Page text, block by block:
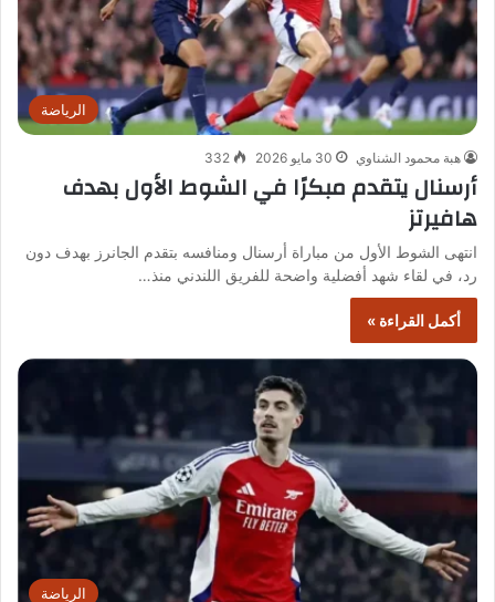
الرياضة
هبة محمود الشناوي 30 مايو 2026 332
أرسنال يتقدم مبكرًا في الشوط الأول بهدف
هافيرتز
انتهى الشوط الأول من مباراة أرسنال ومنافسه بتقدم الجانرز بهدف دون
رد، في لقاء شهد أفضلية واضحة للفريق اللندني منذ…
أكمل القراءة »
الرياضة